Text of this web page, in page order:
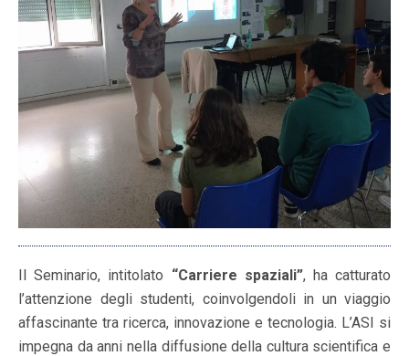
Il Seminario, intitolato “Carriere spaziali”, ha catturato
l’attenzione degli studenti, coinvolgendoli in un viaggio
affascinante tra ricerca, innovazione e tecnologia. L’ASI si
impegna da anni nella diffusione della cultura scientifica e